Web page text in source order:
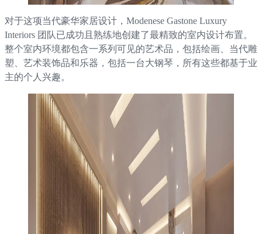
对于这项当代豪华家居设计，Modenese Gastone Luxury
Interiors 团队已成功且熟练地创建了最精致的室内设计布置。
整个室内环境都包含一系列可见的艺术品，包括绘画、当代雕
塑、艺术装饰品和乐器，包括一台大钢琴，所有这些都基于业
主的个人兴趣。